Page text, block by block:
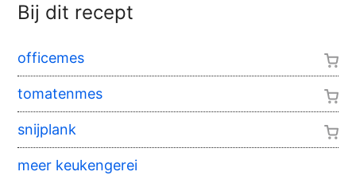
Bij dit recept
officemes
tomatenmes
snijplank
meer keukengerei